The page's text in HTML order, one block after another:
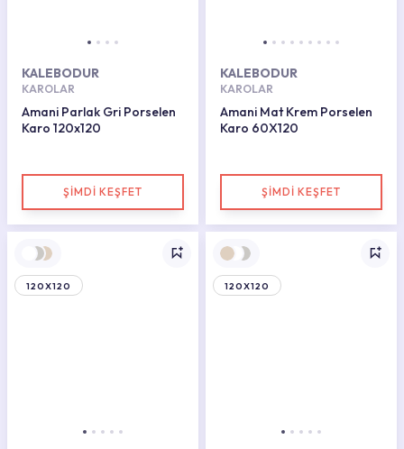
KALEBODUR
KAROLAR
Amani Parlak Gri Porselen
Karo 120x120
ŞİMDİ KEŞFET
KALEBODUR
KAROLAR
Amani Mat Krem Porselen
Karo 60X120
ŞİMDİ KEŞFET
120X120 120X120